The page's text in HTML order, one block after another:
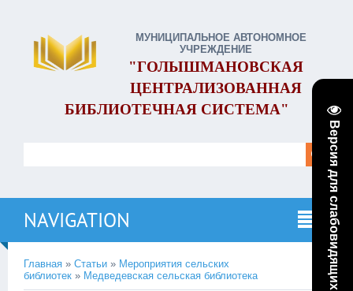
Версия для слабовидящих
МУНИЦИПАЛЬНОЕ АВТОНОМНОЕ
УЧРЕЖДЕНИЕ
"ГОЛЫШМАНОВСКАЯ
ЦЕНТРАЛИЗОВАННАЯ
БИБЛИОТЕЧНАЯ СИСТЕМА"
NAVIGATION
Главная » Статьи » Мероприятия сельских
библиотек » Медведевская сельская библиотека